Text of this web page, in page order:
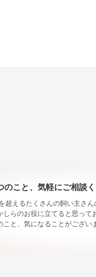
のこと、気軽にご相談く
超えるたくさんの飼い主さん
しらのお役に立てると思って
こと、気になることがござい